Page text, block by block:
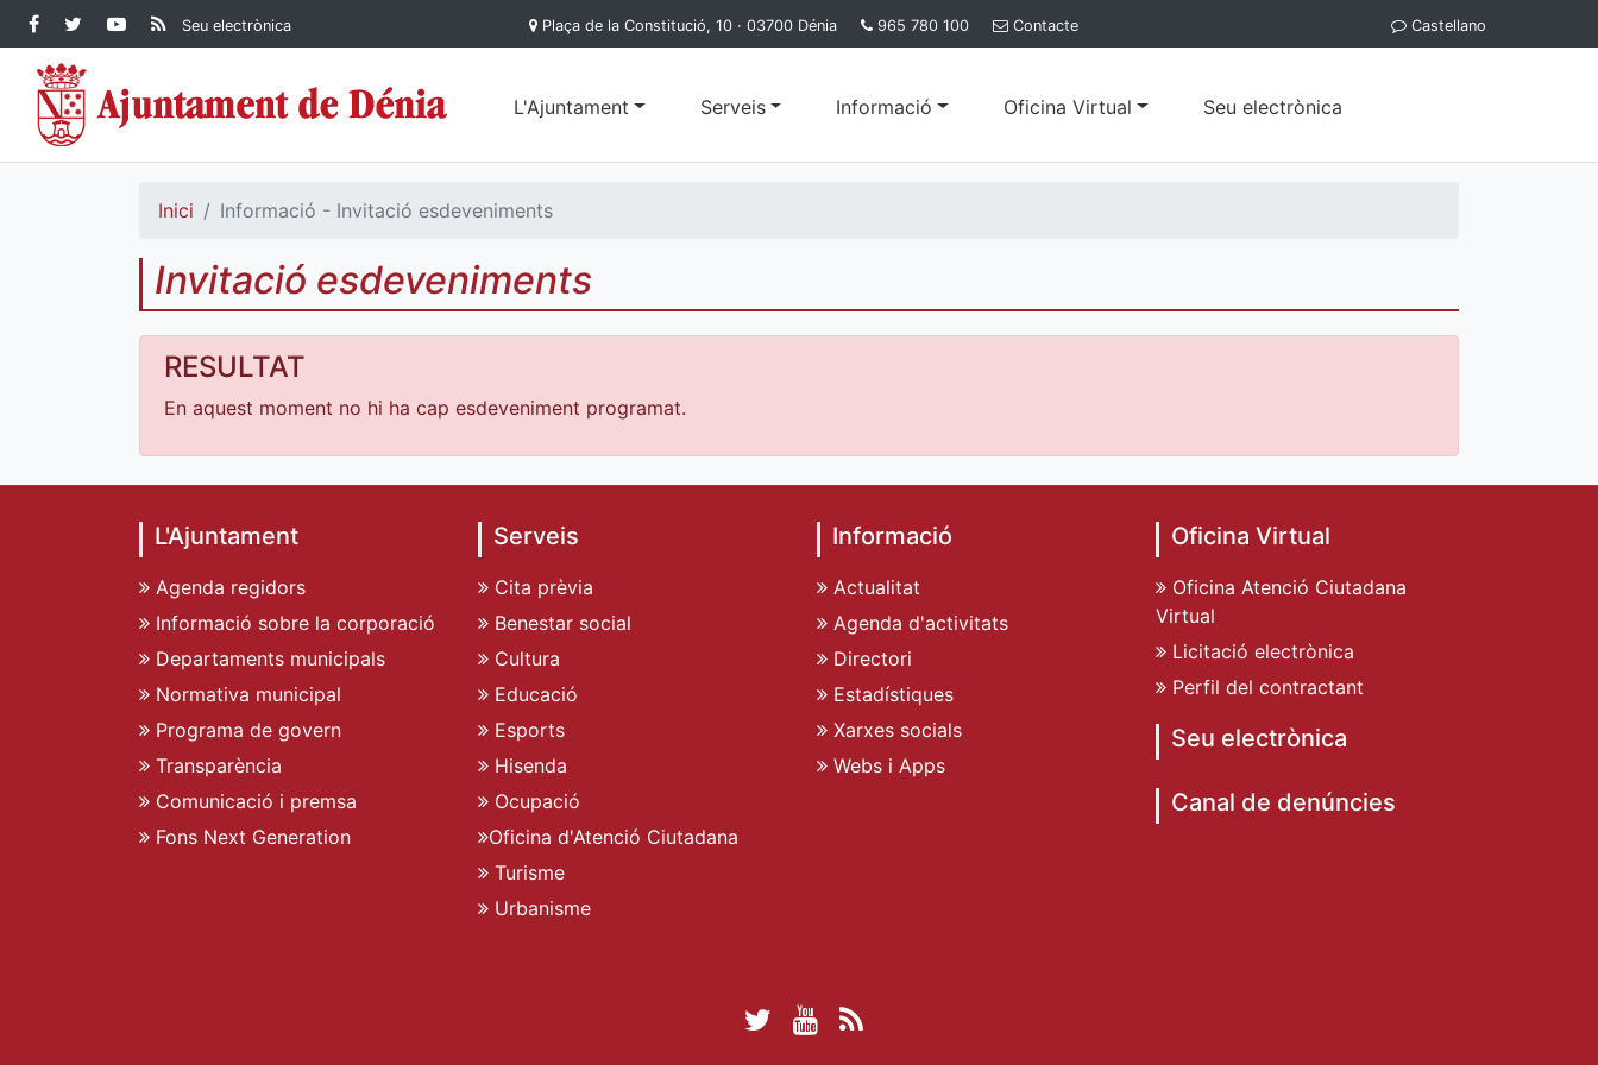
Contingut principal
Facebook Ajuntament de
Dénia
Twitter Ajuntament de
Dénia
YouTube Ajuntament
de Dénia
RSS Actualitat
Ajuntament de
Seu electrònica Plaça de la Constitució, 10 · 03700 Dénia 965 780 100 Contacte Castellano
L'Ajuntament Serveis Informació Oficina Virtual Seu electrònica
Inici Informació - Invitació esdeveniments
Invitació esdeveniments
RESULTAT
En aquest moment no hi ha cap esdeveniment programat.
L'Ajuntament
Agenda regidors
Informació sobre la corporació
Departaments municipals
Normativa municipal
Programa de govern
Transparència
Comunicació i premsa
Fons Next Generation
Serveis
Cita prèvia
Benestar social
Cultura
Educació
Esports
Hisenda
Ocupació
Oficina d'Atenció Ciutadana
Turisme
Urbanisme
Informació
Actualitat
Agenda d'activitats
Directori
Estadístiques
Xarxes socials
Webs i Apps
Oficina Virtual
Oficina Atenció Ciutadana
Virtual
Licitació electrònica
Perfil del contractant
Seu electrònica
Canal de denúncies
Twitter Ajuntament de Dénia
YouTube Ajuntament de Dénia